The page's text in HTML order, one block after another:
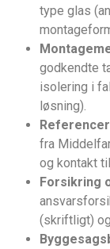
type glas
godkendte
isolering i
løsning).
fra
og kontakt
Forsikring
(skriftligt)